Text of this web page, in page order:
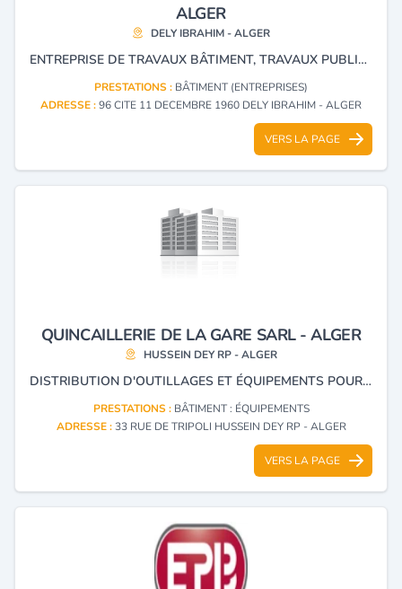
ALGER
DELY IBRAHIM - ALGER
ENTREPRISE DE TRAVAUX BÂTIMENT, TRAVAUX PUBLICS ET HYDRAULIQUES, LOCATION D'ENGINS ET D’ÉQUIPEMENTS, GÉNIE CIVIL
PRESTATIONS : BÂTIMENT (ENTREPRISES)
ADRESSE :96 CITE 11 DECEMBRE 1960 DELY IBRAHIM - ALGER
VERS LA PAGE
QUINCAILLERIE DE LA GARE SARL - ALGER
HUSSEIN DEY RP - ALGER
DISTRIBUTION D'OUTILLAGES ET ÉQUIPEMENTS POUR LE BÂTIMENT, MATÉRIELS ÉLECTROMÉNAGERS.
PRESTATIONS : BÂTIMENT : ÉQUIPEMENTS
ADRESSE :33 RUE DE TRIPOLI HUSSEIN DEY RP - ALGER
VERS LA PAGE